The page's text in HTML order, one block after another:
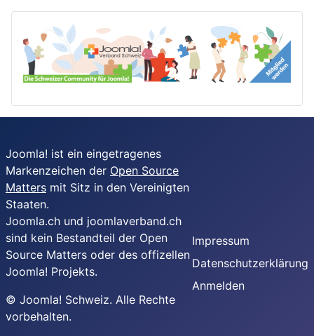
Joomla! ist ein eingetragenes
Markenzeichen der Open Source
Matters mit Sitz in den Vereinigten
Staaten.
Joomla.ch und joomlaverband.ch
sind kein Bestandteil der Open
Source Matters oder des offizellen
Joomla! Projekts.
© Joomla! Schweiz. Alle Rechte
vorbehalten.
Impressum
Datenschutzerklärung
Anmelden